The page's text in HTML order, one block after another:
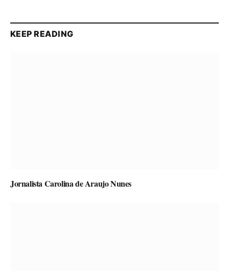
KEEP READING
Jornalista Carolina de Araujo Nunes